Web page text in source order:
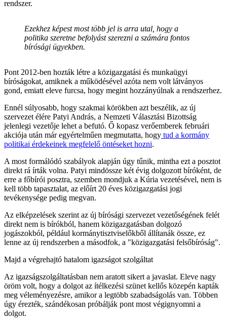
rendszer.
Ezekhez képest most több jel is arra utal, hogy a
politika szeretne befolyást szerezni a számára fontos
bírósági ügyekben.
Pont 2012-ben hozták létre a közigazgatási és munkaügyi
bíróságokat, amiknek a működésével azóta nem volt látványos
gond, emiatt eleve furcsa, hogy megint hozzányúlnak a rendszerhez.
Ennél súlyosabb, hogy szakmai körökben azt beszélik, az új
szervezet élére Patyi András, a Nemzeti Választási Bizottság
jelenlegi vezetője lehet a befutó. Ő kopasz verőemberek februári
akciója után már egyértelműen megmutatta, hogy tud a kormány
politikai érdekeinek megfelelő öntéseket hozni.
A most formálódó szabályok alapján úgy tűnik, mintha ezt a posztot
direkt rá írták volna. Patyi mindössze két évig dolgozott bíróként, de
erre a főbírói posztra, szemben mondjuk a Kúria vezetésével, nem is
kell több tapasztalat, az előírt 20 éves közigazgatási jogi
tevékenysége pedig megvan.
Az elképzelések szerint az új bírósági szervezet vezetőségének felét
direkt nem is bírókból, hanem közigazgatásban dolgozó
jogászokból, például kormánytisztviselőkből állítanák össze, ez
lenne az új rendszerben a másodfok, a "közigazgatási felsőbíróság".
Majd a végrehajtó hatalom igazságot szolgáltat
Az igazságszolgáltatásban nem aratott sikert a javaslat. Eleve nagy
öröm volt, hogy a dolgot az ítélkezési szünet kellős közepén kapták
meg véleményezésre, amikor a legtöbb szabadságolás van. Többen
úgy érezték, szándékosan próbálják pont most végignyomni a
dolgot.